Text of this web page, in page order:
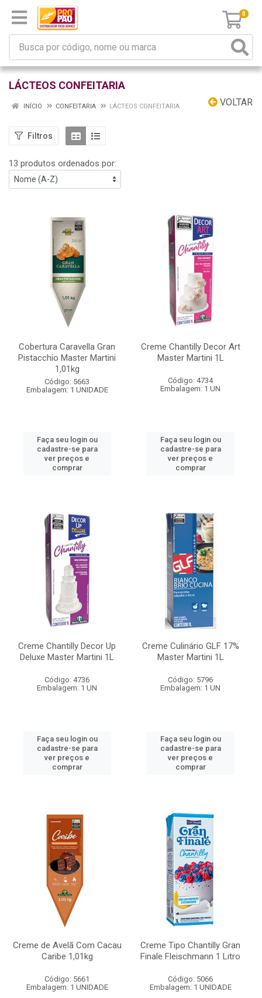
0
LÁCTEOS CONFEITARIA
VOLTAR
INÍCIO CONFEITARIA LÁCTEOS CONFEITARIA
Filtros
13 produtos ordenados por:
Cobertura Caravella Gran
Pistacchio Master Martini
1,01kg
Código: 5663
Embalagem: 1 UNIDADE
Faça seu login ou
cadastre-se para
ver preços e
comprar
Creme Chantilly Decor Art
Master Martini 1L
Código: 4734
Embalagem: 1 UN
Faça seu login ou
cadastre-se para
ver preços e
comprar
Creme Chantilly Decor Up
Deluxe Master Martini 1L
Código: 4736
Embalagem: 1 UN
Faça seu login ou
cadastre-se para
ver preços e
comprar
Creme Culinário GLF 17%
Master Martini 1L
Código: 5796
Embalagem: 1 UN
Faça seu login ou
cadastre-se para
ver preços e
comprar
Creme de Avelã Com Cacau
Caribe 1,01kg
Código: 5661
Embalagem: 1 UNIDADE
Creme Tipo Chantilly Gran
Finale Fleischmann 1 Litro
Código: 5066
Embalagem: 1 UNIDADE